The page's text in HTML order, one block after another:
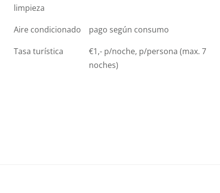
limpieza
Aire condicionado
pago según consumo
Tasa turística
€1,- p/noche, p/persona (max. 7
noches)